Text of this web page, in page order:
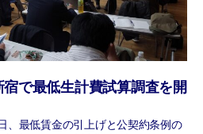
で最低生計費試算調査を開
、最低賃金の引上げと公契約条例の